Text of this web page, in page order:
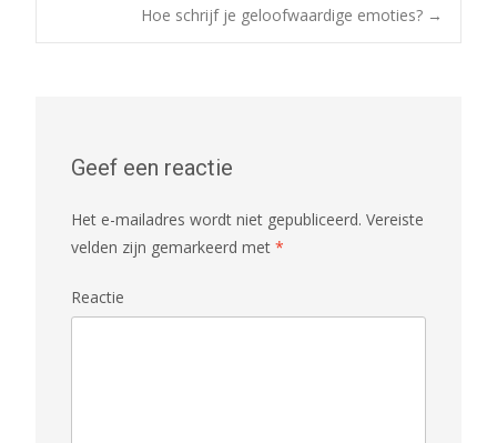
Post navigation
Hoe schrijf je geloofwaardige emoties? →
Geef een reactie
Het e-mailadres wordt niet gepubliceerd. Vereiste
velden zijn gemarkeerd met *
Reactie